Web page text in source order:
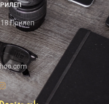
Прилеп